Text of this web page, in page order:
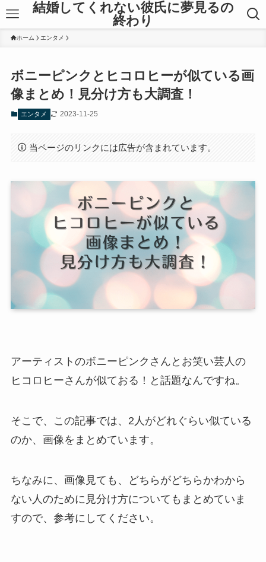
結婚してくれない彼氏に夢見るの
終わり
ホーム エンタメ
ボニーピンクとヒコロヒーが似ている画
像まとめ！見分け方も大調査！
エンタメ 2023-11-25
当ページのリンクには広告が含まれています。
アーティストのボニーピンクさんとお笑い芸人の
ヒコロヒーさんが似ておる！と話題なんですね。
そこで、この記事では、2人がどれぐらい似ている
のか、画像をまとめています。
ちなみに、画像見ても、どちらがどちらかわから
ない人のために見分け方についてもまとめていま
すので、参考にしてください。